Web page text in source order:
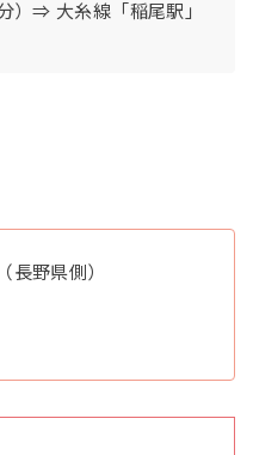
）⇒ 大糸線「稲尾駅」
長野県側）